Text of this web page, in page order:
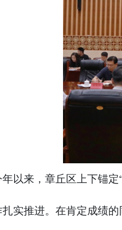
以来，章丘区上下锚
实推进。在肯定成绩